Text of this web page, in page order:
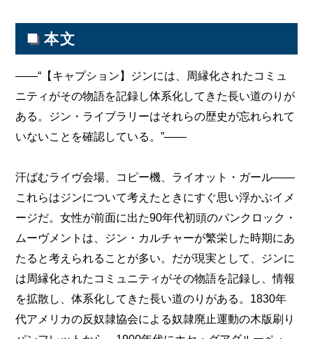
■ 本文
――“【キャプション】ジンには、周縁化されたコミュ
ニティがその物語を記録し体系化してきた長い道のりが
ある。ジン・ライブラリーはそれらの歴史が忘れられて
いないことを確認している。”――
汗ばむライヴ会場、コピー機、ライオット・ガール――
これらはジンについて考えたときにすぐ思い浮かぶイメ
ージだ。女性が前面に出た90年代初頭のパンクロック・
ムーヴメントは、ジン・カルチャーが繁栄した時期にあ
たると考えられることが多い。だが現実として、ジンに
は周縁化されたコミュニティがその物語を記録し、情報
を拡散し、体系化してきた長い道のりがある。1830年
代アメリカの反奴隷協会による奴隷廃止運動の木版刷り